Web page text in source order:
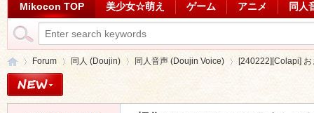
Mikocon TOP 美少女☆萌え ゲーム アニメ 同人
Forum 同人 (Doujin) 同人音声 (Doujin Voice) [240222][Colapi]